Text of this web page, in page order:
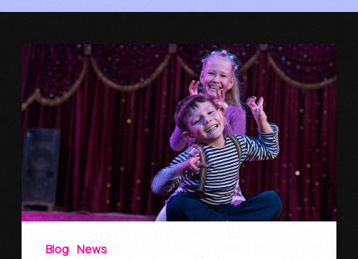
Blog News